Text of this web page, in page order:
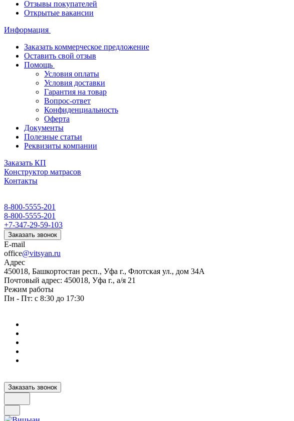
Отзывы покупателей
Открытые вакансии
Информация
Заказать коммерческое предложение
Оставить свой отзыв
Помощь
Условия оплаты
Условия доставки
Гарантия на товар
Вопрос-ответ
Конфиденциальность
Оферта
Документы
Полезные статьи
Реквизиты компании
Заказать КП
Конструктор матрасов
Контакты
8-800-5555-201
8-800-5555-201
+7-347-29-59-103
Заказать звонок
E-mail
office@vitsyan.ru
Адрес
450018, Башкортостан респ., Уфа г., Флотская ул., дом 34А
Почтовый адрес: 450018, Уфа г., а/я 21
Режим работы
Пн - Пт: с 8:30 до 17:30
Заказать звонок